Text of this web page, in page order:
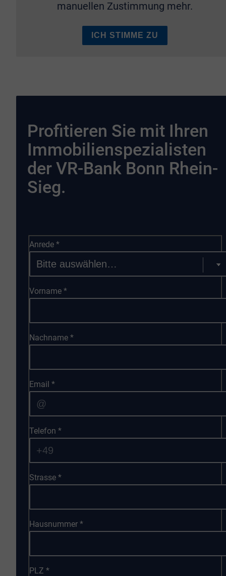
manuellen Zustimmung mehr.
ICH STIMME ZU
Profitieren Sie mit Ihren
Immobilienspezialisten
der VR-Bank Bonn Rhein-
Sieg.
Anrede*
Vorname*
Nachname*
Email*
Telefon*
Strasse*
Hausnummer*
PLZ*